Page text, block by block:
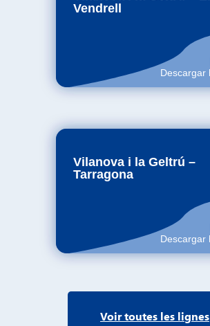
Voir toutes les lignes